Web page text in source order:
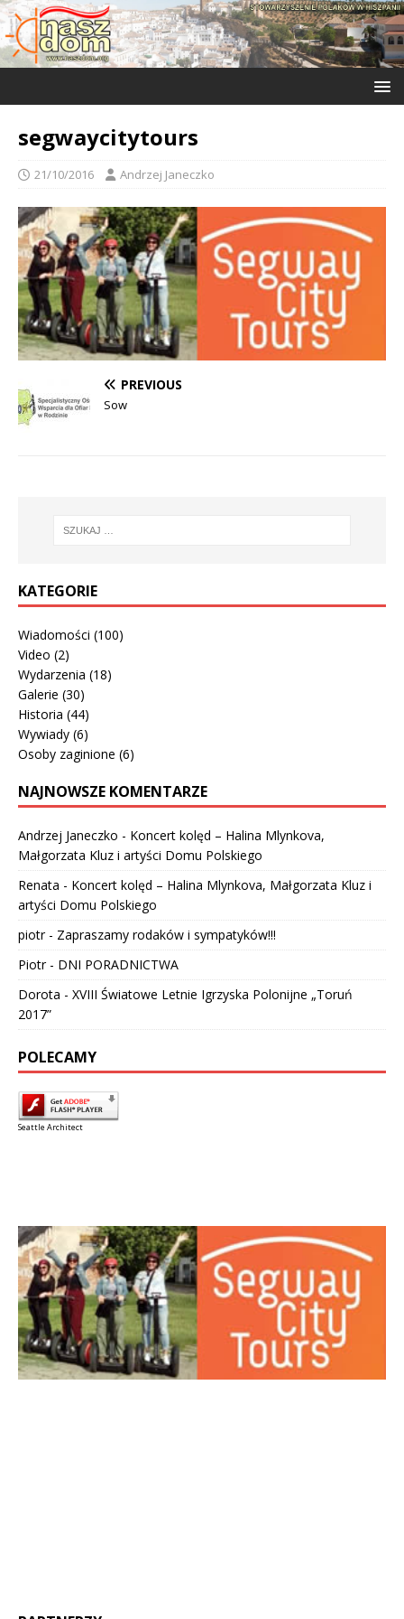
segwaycitytours
21/10/2016 Andrzej Janeczko
PREVIOUS
Sow
KATEGORIE
Wiadomości (100)
Video (2)
Wydarzenia (18)
Galerie (30)
Historia (44)
Wywiady (6)
Osoby zaginione (6)
NAJNOWSZE KOMENTARZE
Andrzej Janeczko - Koncert kolęd – Halina Mlynkova,
Małgorzata Kluz i artyści Domu Polskiego
Renata - Koncert kolęd – Halina Mlynkova, Małgorzata Kluz i
artyści Domu Polskiego
piotr- Zapraszamy rodaków i sympatyków!!!
Piotr- DNI PORADNICTWA
Dorota - XVIII Światowe Letnie Igrzyska Polonijne „Toruń
2017”
POLECAMY
Seattle Architect